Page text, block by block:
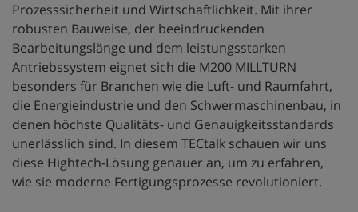
Prozesssicherheit und Wirtschaftlichkeit. Mit ihrer
robusten Bauweise, der beeindruckenden
Bearbeitungslänge und dem leistungsstarken
Antriebssystem eignet sich die M200 MILLTURN
besonders für Branchen wie die Luft- und Raumfahrt,
die Energieindustrie und den Schwermaschinenbau, in
denen höchste Qualitäts- und Genauigkeitsstandards
unerlässlich sind. In diesem TECtalk schauen wir uns
diese Hightech-Lösung genauer an, um zu erfahren,
wie sie moderne Fertigungsprozesse revolutioniert.